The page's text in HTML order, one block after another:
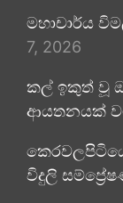
මහාචාර්ය
7, 2026
කල් ඉකුත් වූ
ආයතනයක්
විදුලි